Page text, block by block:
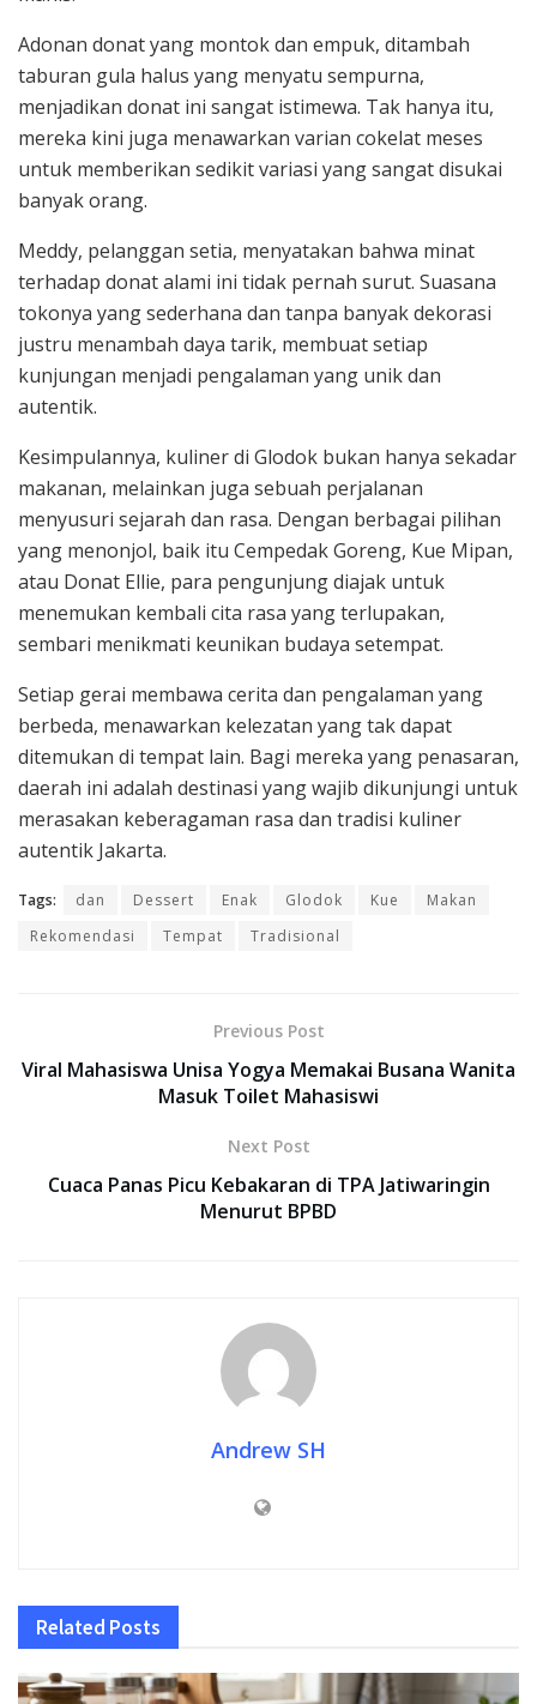
Adonan donat yang montok dan empuk, ditambah
taburan gula halus yang menyatu sempurna,
menjadikan donat ini sangat istimewa. Tak hanya itu,
mereka kini juga menawarkan varian cokelat meses
untuk memberikan sedikit variasi yang sangat disukai
banyak orang.
Meddy, pelanggan setia, menyatakan bahwa minat
terhadap donat alami ini tidak pernah surut. Suasana
tokonya yang sederhana dan tanpa banyak dekorasi
justru menambah daya tarik, membuat setiap
kunjungan menjadi pengalaman yang unik dan
autentik.
Kesimpulannya, kuliner di Glodok bukan hanya sekadar
makanan, melainkan juga sebuah perjalanan
menyusuri sejarah dan rasa. Dengan berbagai pilihan
yang menonjol, baik itu Cempedak Goreng, Kue Mipan,
atau Donat Ellie, para pengunjung diajak untuk
menemukan kembali cita rasa yang terlupakan,
sembari menikmati keunikan budaya setempat.
Setiap gerai membawa cerita dan pengalaman yang
berbeda, menawarkan kelezatan yang tak dapat
ditemukan di tempat lain. Bagi mereka yang penasaran,
daerah ini adalah destinasi yang wajib dikunjungi untuk
merasakan keberagaman rasa dan tradisi kuliner
autentik Jakarta.
Tags: dan Dessert Enak Glodok Kue
Makan
Rekomendasi
Tempat Tradisional
Previous Post
Viral Mahasiswa Unisa Yogya Memakai Busana Wanita
Masuk Toilet Mahasiswi
Next Post
Cuaca Panas Picu Kebakaran di TPA Jatiwaringin
Menurut BPBD
Andrew SH
Related Posts